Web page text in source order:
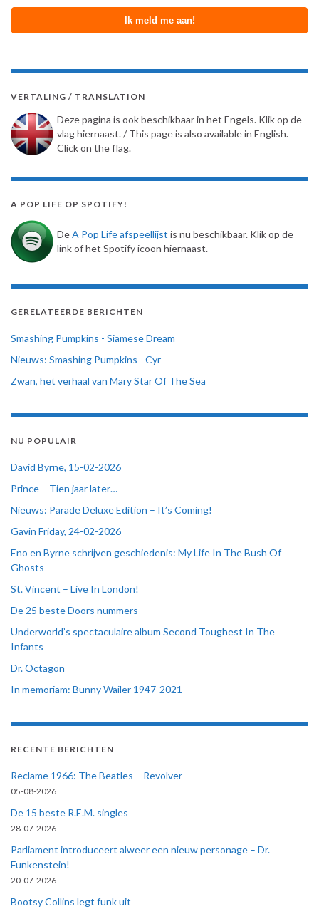
VERTALING / TRANSLATION
Deze pagina is ook beschikbaar in het Engels. Klik op de
vlag hiernaast. / This page is also available in English.
Click on the flag.
A POP LIFE OP SPOTIFY!
DeA Pop Life afspeellijst is nu beschikbaar. Klik op de
link of het Spotify icoon hiernaast.
GERELATEERDE BERICHTEN
Smashing Pumpkins - Siamese Dream
Nieuws: Smashing Pumpkins - Cyr
Zwan, het verhaal van Mary Star Of The Sea
NU POPULAIR
David Byrne, 15-02-2026
Prince – Tien jaar later…
Nieuws: Parade Deluxe Edition – It’s Coming!
Gavin Friday, 24-02-2026
Eno en Byrne schrijven geschiedenis: My Life In The Bush Of
Ghosts
St. Vincent – Live In London!
De 25 beste Doors nummers
Underworld’s spectaculaire album Second Toughest In The
Infants
Dr. Octagon
In memoriam: Bunny Wailer 1947-2021
RECENTE BERICHTEN
Reclame 1966: The Beatles – Revolver
05-08-2026
De 15 beste R.E.M. singles
28-07-2026
Parliament introduceert alweer een nieuw personage – Dr.
Funkenstein!
20-07-2026
Bootsy Collins legt funk uit